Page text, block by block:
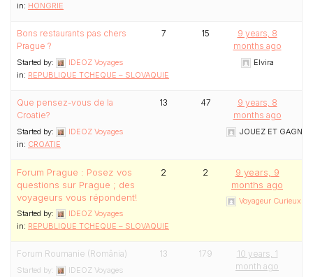
in: HONGRIE
Bons restaurants pas chers
Prague ?
Started by:
IDEOZ Voyages
in: REPUBLIQUE TCHEQUE – SLOVAQUIE
7 15
9 years, 8
months ago
Elvira
Que pensez-vous de la
Croatie?
Started by:
IDEOZ Voyages
in: CROATIE
13 47
9 years, 8
months ago
JOUEZ ET
Forum Prague : Posez vos
questions sur Prague ; des
voyageurs vous répondent!
Started by:
IDEOZ Voyages
in: REPUBLIQUE TCHEQUE – SLOVAQUIE
2 2
9 years, 9
months ago
Voyageur Curieux
Forum Roumanie (România)
Started by:
IDEOZ Voyages
13 179
10 years, 1
month ago